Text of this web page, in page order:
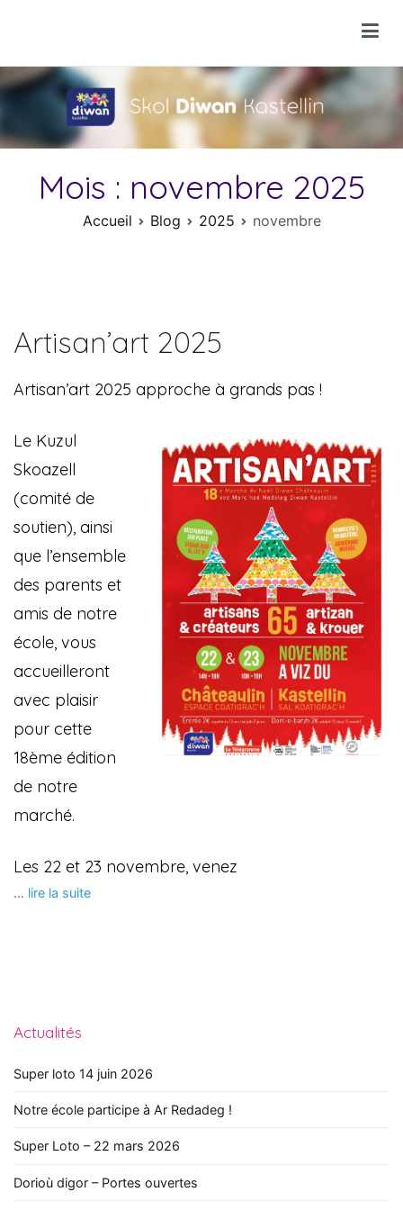
Mois : novembre 2025
Accueil Blog 2025 novembre
Artisan’art 2025
Artisan’art 2025 approche à grands pas !
Le Kuzul
Skoazell
(comité de
soutien), ainsi
que l’ensemble
des parents et
amis de notre
école, vous
accueilleront
avec plaisir
pour cette
18ème édition
de notre
marché.
Les 22 et 23 novembre, venez
… lire la suite
Actualités
Super loto 14 juin 2026
Notre école participe à Ar Redadeg !
Super Loto – 22 mars 2026
Dorioù digor – Portes ouvertes